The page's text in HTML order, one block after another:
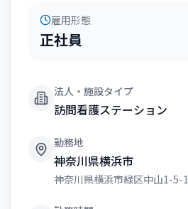
雇用形態
正社員
法人・施設タイプ
訪問看護ステーション
勤務地
神奈川県横浜市
神奈川県横浜市緑区中山1-5-